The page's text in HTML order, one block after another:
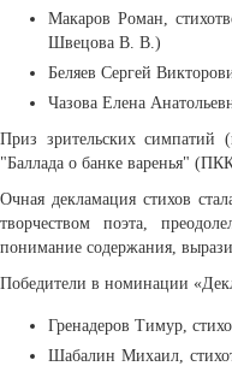
Макаров Роман,
Швецова В. В.)
Беляев Сергей
Чазова Елена
Приз зрительских симпатий
"Баллада о банке варенья"
Очная декламация стихов
творчеством поэта,
понимание содержания,
Победители в номинации
Гренадеров Тимур,
Шабалин Михаил,